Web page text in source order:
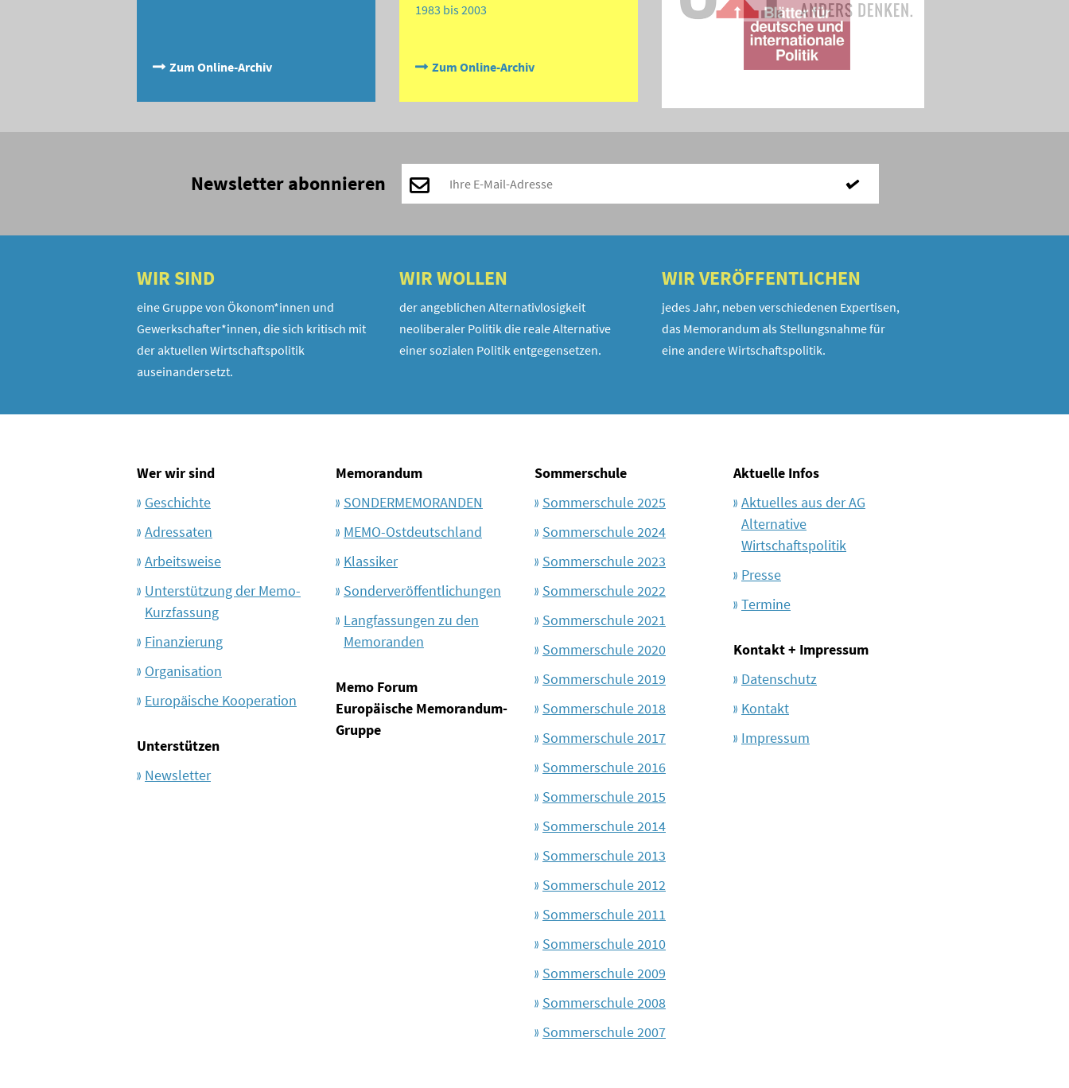
Zum Online-Archiv
1983 bis 2003
Zum Online-Archiv
Newsletter abonnieren
WIR SIND
eine Gruppe von Ökonom*innen und
Gewerkschafter*innen, die sich kritisch mit
der aktuellen Wirtschaftspolitik
auseinandersetzt.
WIR WOLLEN
der angeblichen Alternativlosigkeit
neoliberaler Politik die reale Alternative
einer sozialen Politik entgegensetzen.
WIR VERÖFFENTLICHEN
jedes Jahr, neben verschiedenen Expertisen,
das Memorandum als Stellungsnahme für
eine andere Wirtschaftspolitik.
Wer wir sind
Geschichte
Adressaten
Arbeitsweise
Unterstützung der Memo-
Kurzfassung
Finanzierung
Organisation
Europäische Kooperation
Unterstützen
Newsletter
Memorandum
SONDERMEMORANDEN
MEMO-Ostdeutschland
Klassiker
Sonderveröffentlichungen
Langfassungen zu den
Memoranden
Memo Forum
Europäische Memorandum-
Gruppe
Sommerschule
Sommerschule 2025
Sommerschule 2024
Sommerschule 2023
Sommerschule 2022
Sommerschule 2021
Sommerschule 2020
Sommerschule 2019
Sommerschule 2018
Sommerschule 2017
Sommerschule 2016
Sommerschule 2015
Sommerschule 2014
Sommerschule 2013
Sommerschule 2012
Sommerschule 2011
Sommerschule 2010
Sommerschule 2009
Sommerschule 2008
Sommerschule 2007
Aktuelle Infos
Aktuelles aus der AG
Alternative
Wirtschaftspolitik
Presse
Termine
Kontakt + Impressum
Datenschutz
Kontakt
Impressum